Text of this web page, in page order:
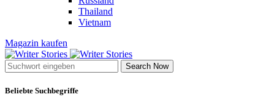
Thailand
Vietnam
Magazin kaufen
Search Now
Beliebte Suchbegriffe